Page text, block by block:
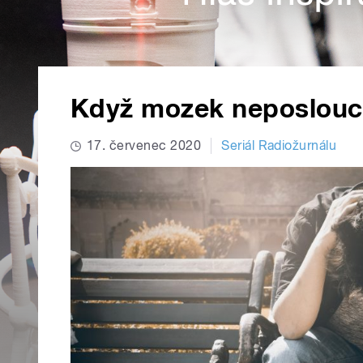
Když mozek
17. červenec 2020 Seriál Radiožurnálu